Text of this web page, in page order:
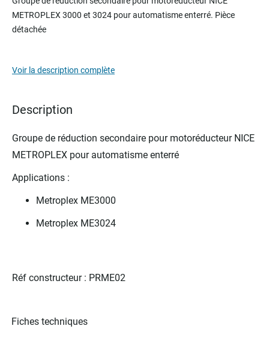
the
of
gallery
METROPLEX 3000 et 3024 pour automatisme enterré. Pièce
détachée
Voir la description complète
Description
Groupe de réduction secondaire pour motoréducteur NICE
METROPLEX pour automatisme enterré
Applications :
Metroplex ME3000
Metroplex ME3024
Réf constructeur : PRME02
Fiches techniques